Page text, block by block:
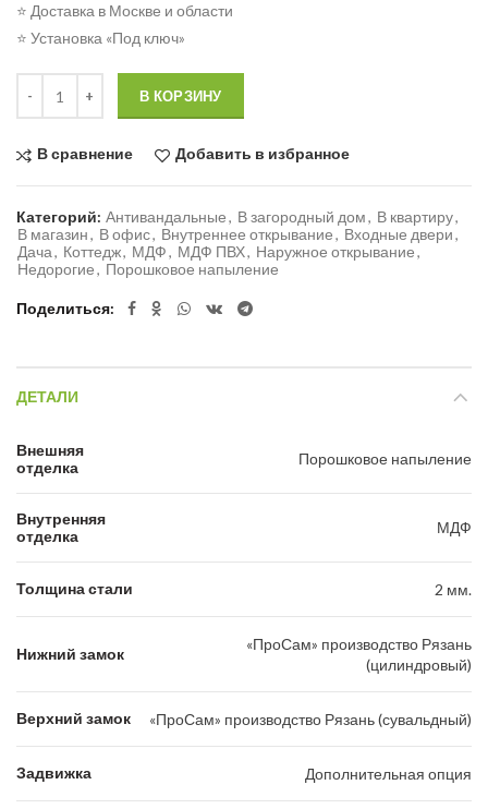
⭐ Доставка в Москве и области
⭐ Установка «Под ключ»
В КОРЗИНУ
В сравнение Добавить в избранное
Категорий: Антивандальные, В загородный дом, В квартиру,
В магазин, В офис, Внутреннее открывание, Входные двери,
Дача, Коттедж, МДФ, МДФ ПВХ, Наружное открывание,
Недорогие, Порошковое напыление
Поделиться
ДЕТАЛИ
Внешняя
отделка
Порошковое напыление
Внутренняя
отделка
МДФ
Толщина стали 2 мм.
Нижний замок
«ПроСам» производство Рязань
(цилиндровый)
Верхний замок «ПроСам» производство Рязань (сувальдный)
Задвижка Дополнительная опция